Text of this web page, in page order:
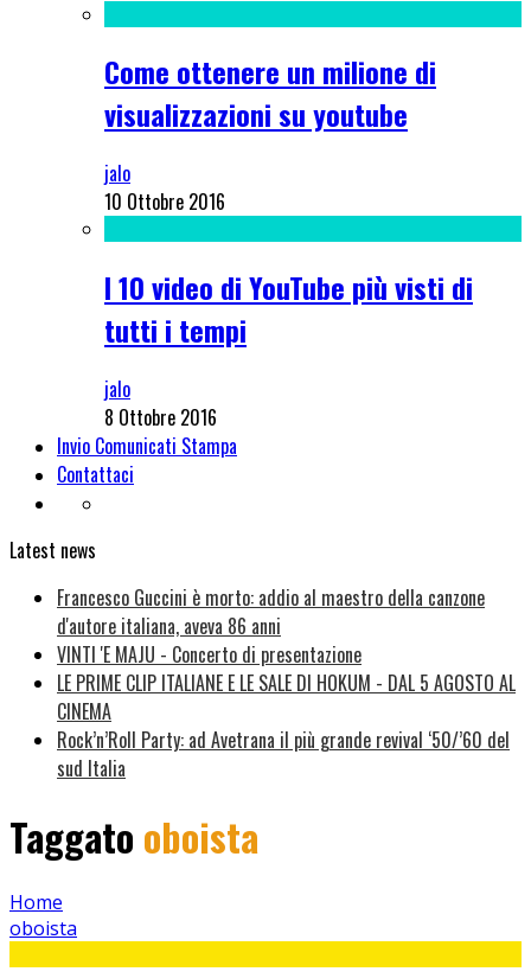
Come ottenere un milione di
visualizzazioni su youtube
jalo
10 Ottobre 2016
I 10 video di YouTube più visti di
tutti i tempi
jalo
8 Ottobre 2016
Invio Comunicati Stampa
Contattaci
Latest news
Francesco Guccini è morto: addio al maestro della canzone
d'autore italiana, aveva 86 anni
VINTI 'E MAJU - Concerto di presentazione
LE PRIME CLIP ITALIANE E LE SALE DI HOKUM - DAL 5 AGOSTO AL
CINEMA
Rock’n’Roll Party: ad Avetrana il più grande revival ‘50/’60 del
sud Italia
Taggato oboista
Home
oboista